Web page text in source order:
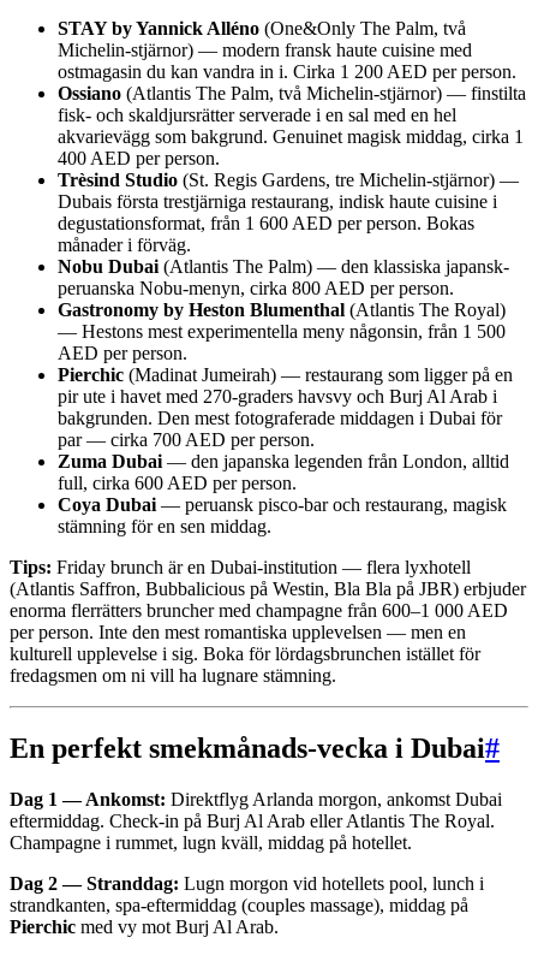
STAY by Yannick Alléno (One&Only The Palm, två
Michelin-stjärnor) — modern fransk haute cuisine med
ostmagasin du kan vandra in i. Cirka 1 200 AED per person.
Ossiano (Atlantis The Palm, två Michelin-stjärnor) — finstilta
fisk- och skaldjursrätter serverade i en sal med en hel
akvarievägg som bakgrund. Genuinet magisk middag, cirka 1
400 AED per person.
Trèsind Studio (St. Regis Gardens, tre Michelin-stjärnor) —
Dubais första trestjärniga restaurang, indisk haute cuisine i
degustationsformat, från 1 600 AED per person. Bokas
månader i förväg.
Nobu Dubai (Atlantis The Palm) — den klassiska japansk-
peruanska Nobu-menyn, cirka 800 AED per person.
Gastronomy by Heston Blumenthal (Atlantis The Royal)
— Hestons mest experimentella meny någonsin, från 1 500
AED per person.
Pierchic (Madinat Jumeirah) — restaurang som ligger på en
pir ute i havet med 270-graders havsvy och Burj Al Arab i
bakgrunden. Den mest fotograferade middagen i Dubai för
par — cirka 700 AED per person.
Zuma Dubai — den japanska legenden från London, alltid
full, cirka 600 AED per person.
Coya Dubai — peruansk pisco-bar och restaurang, magisk
stämning för en sen middag.
Tips: Friday brunch är en Dubai-institution — flera lyxhotell
(Atlantis Saffron, Bubbalicious på Westin, Bla Bla på JBR) erbjuder
enorma flerrätters bruncher med champagne från 600–1 000 AED
per person. Inte den mest romantiska upplevelsen — men en
kulturell upplevelse i sig. Boka för lördagsbrunchen istället för
fredagsmen om ni vill ha lugnare stämning.
En perfekt smekmånads-vecka i Dubai#
Dag 1 — Ankomst: Direktflyg Arlanda morgon, ankomst Dubai
eftermiddag. Check-in på Burj Al Arab eller Atlantis The Royal.
Champagne i rummet, lugn kväll, middag på hotellet.
Dag 2 — Stranddag: Lugn morgon vid hotellets pool, lunch i
strandkanten, spa-eftermiddag (couples massage), middag på
Pierchic med vy mot Burj Al Arab.